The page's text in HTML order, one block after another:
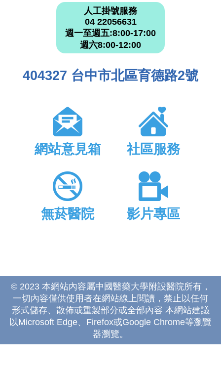
人工掛號服務
04 22056631
週一至週五:8:00-17:00
週六8:00-12:00
404327 台中市北區育德路2號
網站意見箱 社區服務
無菸醫院 影片專區
© 2023 本網站內容屬中國醫藥大學附設醫院所有，
一切內容僅供使用者在網站線上閱讀，禁止以任何
形式儲存、散佈或重製部分或全部內容 本網站建議
以Microsoft Edge、Firefox或Google Chrome等瀏覽
器瀏覽。